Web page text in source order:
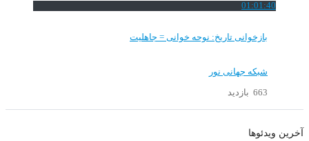
01:01:40
بازخوانی تاریخ: نوحه خوانی = جاهلیت
شبکه جهانی نور
663 بازدید
آخرین ویدئوها